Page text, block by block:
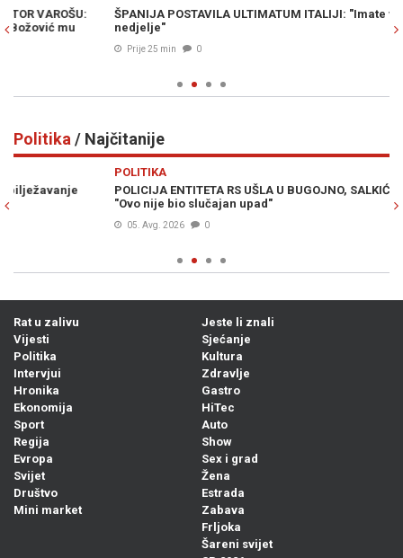
ŠPANIJA POSTAVILA ULTIMATUM ITALIJI: "Imate vremena do
nedjelje"
Politika / Najčitanije
POLICIJA ENTITETA RS UŠLA U BUGOJNO, SALKIĆ UPOZORAVA:
"Ovo nije bio slučajan upad"
Rat u zalivu
Vijesti
Politika
Intervjui
Hronika
Ekonomija
Sport
Regija
Evropa
Svijet
Društvo
Mini market
Jeste li znali
Sjećanje
Kultura
Zdravlje
Gastro
HiTec
Auto
Show
Sex i grad
Žena
Estrada
Zabava
Frljoka
Šareni svijet